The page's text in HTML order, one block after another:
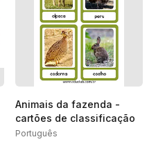
Animais da fazenda -
cartões de classificação
Português